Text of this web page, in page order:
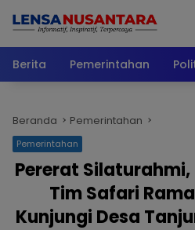
Berita
Pemerintahan
Beranda Pemerintahan
Pemerintahan
Pererat
Tim Safari
Kunjungi Desa